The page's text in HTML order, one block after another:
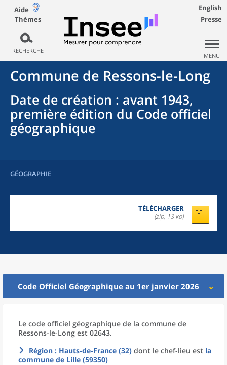
Aide
Thèmes
RECHERCHE
English
Presse
MENU
Commune de Ressons-le-Long
Date de création : avant 1943,
première édition du Code officiel
géographique
GÉOGRAPHIE
TÉLÉCHARGER
(zip, 13 ko)
Code Officiel Géographique au 1er janvier 2026
Le code officiel géographique de la commune de
Ressons-le-Long est 02643.
Région : Hauts-de-France (32) dont le chef-lieu est la
commune de Lille (59350)